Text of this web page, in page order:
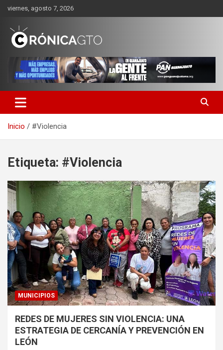
Saltar
contenido
viernes, agosto 7, 2026
CRONICA GUANAJUATO
Inicio #Violencia
Etiqueta: #Violencia
MUNICIPIOS
REDES DE MUJERES SIN VIOLENCIA: UNA
ESTRATEGIA DE CERCANÍA Y PREVENCIÓN EN
LEÓN